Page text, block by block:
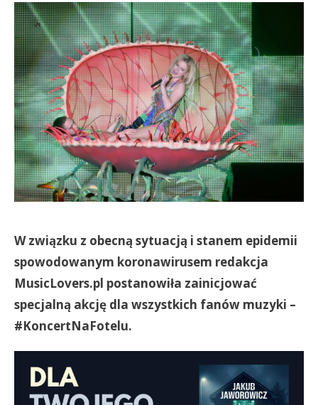
W związku z obecną sytuacją i stanem epidemii
spowodowanym koronawirusem redakcja
MusicLovers.pl postanowiła zainicjować
specjalną akcję dla wszystkich fanów muzyki –
#KoncertNaFotelu.